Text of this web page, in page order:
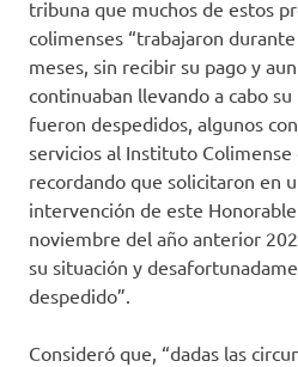
tribuna que muchos de estos
colimenses “trabajaron
meses, sin recibir su pago y
continuaban llevando a cabo
fueron despedidos, algunos
servicios al Instituto Colimense
recordando que solicitaron en
intervención de este
noviembre del año anterior
su situación y
despedido”.
Consideró que, “dadas las